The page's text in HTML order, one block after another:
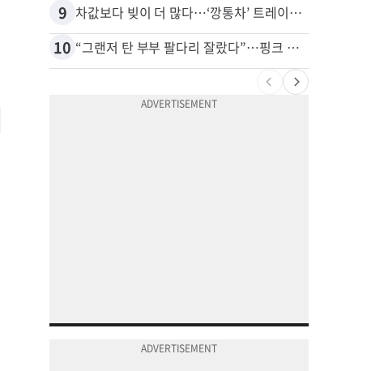
9 차값보다 빚이 더 많다…‘깡통차’ 트레이드인 급증
10 “그랜저 탄 부부 팔다리 잘랐다”…핑크 살인공장 충격 실체